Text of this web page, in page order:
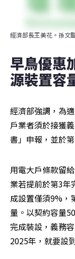
經濟部長王美花。孫文
早鳥優惠
源裝置容
經濟部強調，為
戶業者須於接獲
書」申報，並於
用電大戶條款留
業若提前於第3年
成設置僅須9%，
量。以契約容量
完成裝設，義務
2025年，就要設